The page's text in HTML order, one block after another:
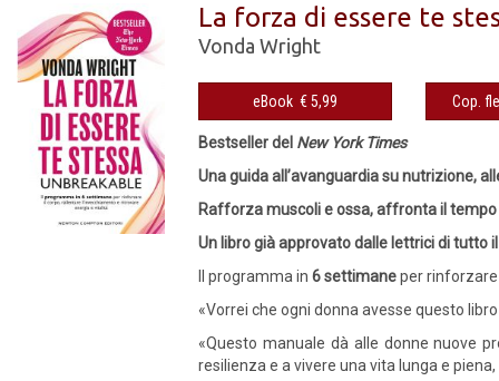
La forza di essere te
Vonda Wright
eBook € 5,99
Bestseller del New York Times
Una guida all’avanguardia su nutrizione,
Rafforza muscoli e ossa, affronta il tempo
Un libro già approvato dalle lettrici di tutto
Il programma in6 settimaneper rinforzare
«Vorrei che ogni donna avesse questo
«Questo manuale dà alle donne nuove
resilienza e a vivere una vita lunga e